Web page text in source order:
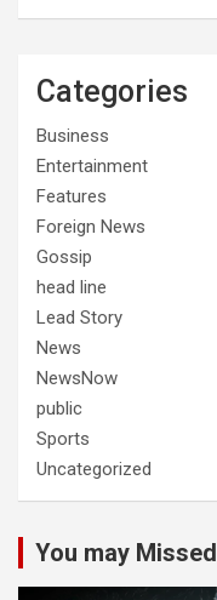
Categories
Business
Entertainment
Features
Foreign News
Gossip
head line
Lead Story
News
NewsNow
public
Sports
Uncategorized
You may Missed